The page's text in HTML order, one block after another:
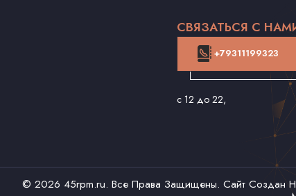
СВЯЗАТЬСЯ С
+79311199323
с 12 до 22,
© 2026 45rpm.ru. Все Права Защищены. Сайт Создан